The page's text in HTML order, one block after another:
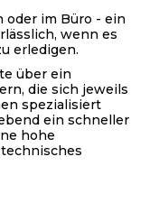
oder im Büro - ein
wenn es
erledigen.
über ein
die sich jeweils
spezialisiert
ein schneller
hohe